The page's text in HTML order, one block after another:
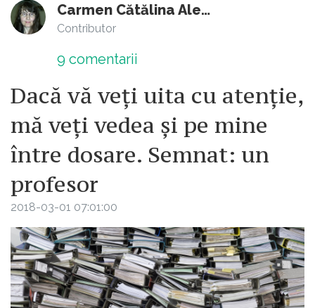
Carmen Cătălina Alexa
Contributor
9 comentarii
Dacă vă veți uita cu atenție,
mă veți vedea și pe mine
între dosare. Semnat: un
profesor
2018-03-01 07:01:00